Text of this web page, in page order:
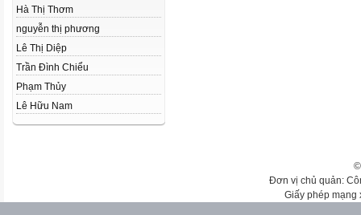
Hà Thị Thơm
nguyễn thị phương
Lê Thị Diệp
Trần Đình Chiểu
Phạm Thủy
Lê Hữu Nam
Đơn vị chủ quản:
Giấy phép mạng